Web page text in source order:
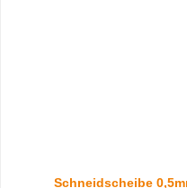
Schneidscheibe